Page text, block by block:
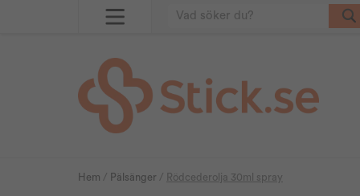
Hem / Pälsänger / Rödcederolja 30ml spray